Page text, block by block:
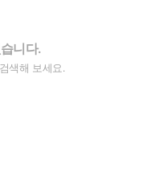
니다.
색해 보세요.